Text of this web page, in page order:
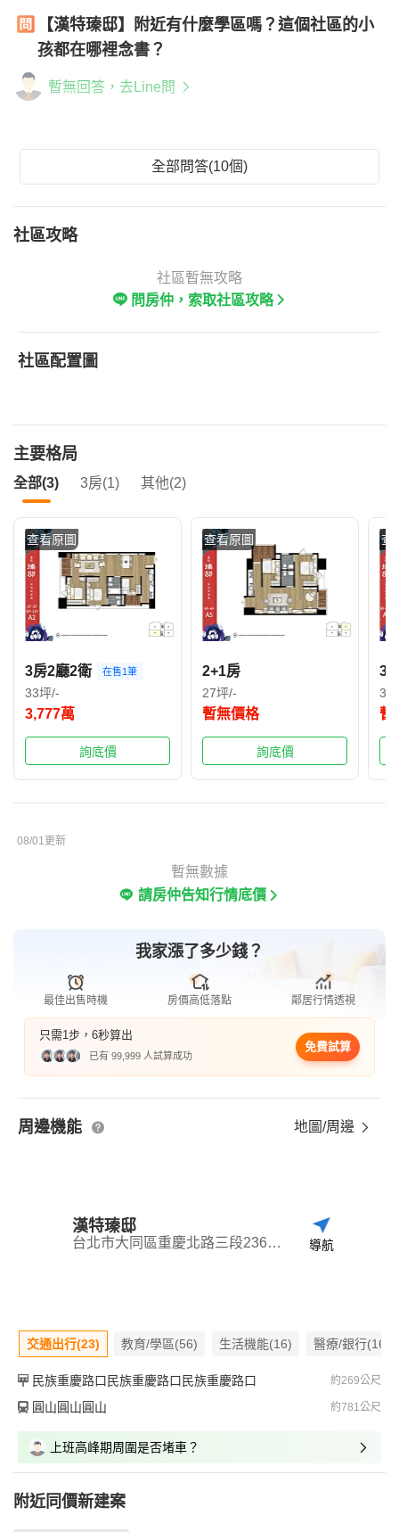
【漢特瑧邸】附近有什麼學區嗎？這個社區的小
孩都在哪裡念書？
暫無回答，去Line問
全部問答(10個)
社區攻略
社區暫無攻略
問房仲，索取社區攻略
社區配置圖
主要格局
全部(3) 3房(1) 其他(2)
查看原圖
3房2廳2衛 在售1筆
33坪/-
3,777萬
詢底價
查看原圖
2+1房
27坪/-
暫無價格
詢底價
查
38
暫
08/01更新
暫無數據
請房仲告知行情底價
我家漲了多少錢？
最佳出售時機 房價高低落點 鄰居行情透視
只需1步，6秒算出
已有 99,999 人試算成功
免費試算
周邊機能 地圖/周邊
漢特瑧邸
台北市大同區重慶北路三段236巷45弄 導航
交通出行(23) 教育/學區(56) 生活機能(16) 醫療/銀行(16)
民族重慶路口民族重慶路口民族重慶路口 約269公尺
圓山圓山圓山 約781公尺
上班高峰期周圍是否堵車？
附近同價新建案